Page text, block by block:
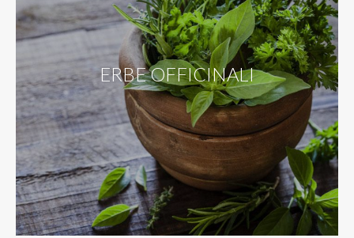
ERBE OFFICINALI